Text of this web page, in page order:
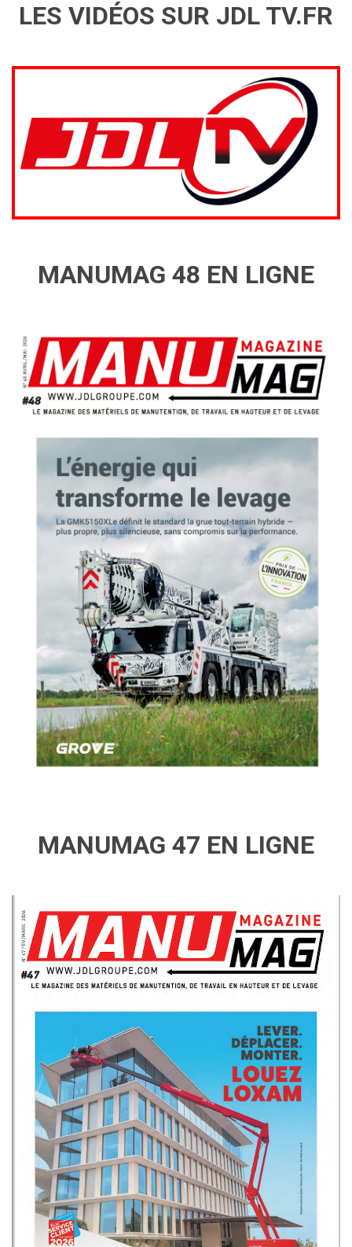
LES VIDÉOS SUR JDL TV.FR
MANUMAG 48 EN LIGNE
MANUMAG 47 EN LIGNE